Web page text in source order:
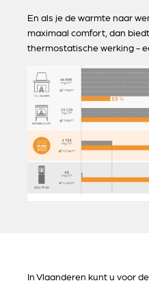
En als je de warmte naar
maximaal comfort, dan
thermostatische werking -
In Vlaanderen kunt u voor